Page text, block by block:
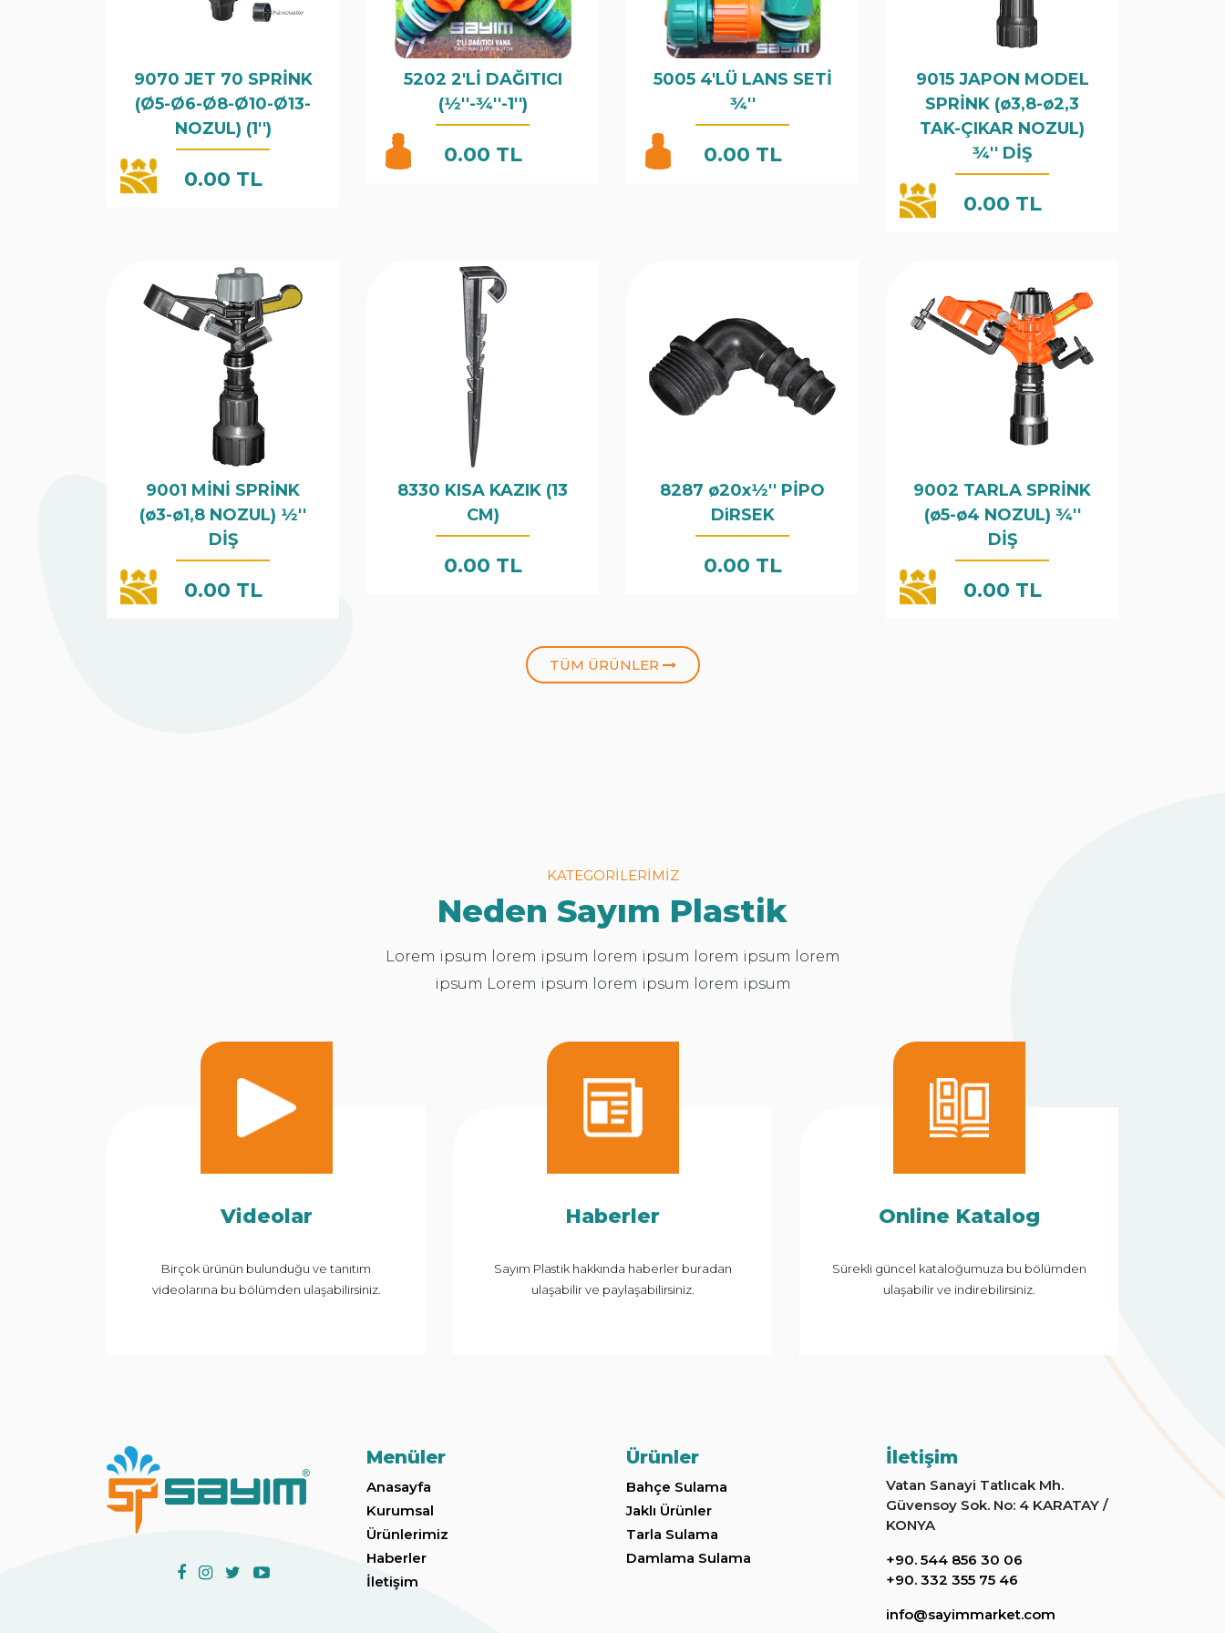
9070 JET 70 SPRİNK
(Ø5-Ø6-Ø8-Ø10-Ø13-
NOZUL) (1'')
0.00 TL
5202 2'Lİ DAĞITICI
(1⁄2''-3⁄4''-1'')
0.00 TL
5005 4'LÜ LANS SETİ
3⁄4''
0.00 TL
9015 JAPON MODEL
SPRİNK (ø3,8-ø2,3
TAK-ÇIKAR NOZUL)
3⁄4'' DİŞ
0.00 TL
9001 MİNİ SPRİNK
(ø3-ø1,8 NOZUL) 1⁄2''
DİŞ
0.00 TL
8330 KISA KAZIK (13
CM)
0.00 TL
8287 ø20x1⁄2'' PİPO
DiRSEK
0.00 TL
9002 TARLA SPRİNK
(ø5-ø4 NOZUL) 3⁄4''
DİŞ
0.00 TL
TÜM ÜRÜNLER
KATEGORİLERİMİZ
Neden Sayım Plastik
Lorem ipsum lorem ipsum lorem ipsum lorem ipsum lorem
ipsum Lorem ipsum lorem ipsum lorem ipsum
Videolar
Birçok ürünün bulunduğu ve tanıtım
videolarına bu bölümden ulaşabilirsiniz.
Haberler
Sayım Plastik hakkında haberler buradan
ulaşabilir ve paylaşabilirsiniz.
Online Katalog
Sürekli güncel kataloğumuza bu bölümden
ulaşabilir ve indirebilirsiniz.
Menüler
Anasayfa
Kurumsal
Ürünlerimiz
Haberler
İletişim
Ürünler
Bahçe Sulama
Jaklı Ürünler
Tarla Sulama
Damlama Sulama
İletişim
Vatan Sanayi Tatlıcak Mh.
Güvensoy Sok. No: 4 KARATAY /
KONYA
+90. 544 856 30 06
+90. 332 355 75 46
info@sayimmarket.com